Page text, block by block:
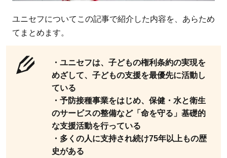
ユニセフについてこの記事で紹介した内容を、あらため
てまとめます。
・ユニセフは、子どもの権利条約の実現を
めざして、子どもの支援を最優先に活動し
ている
・予防接種事業をはじめ、保健・水と衛生
のサービスの整備など「命を守る」基礎的
な支援活動を行っている
・多くの人に支持され続け75年以上もの歴
史がある